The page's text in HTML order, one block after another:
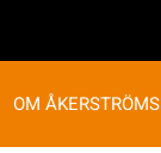
OM ÅKERSTRÖMS